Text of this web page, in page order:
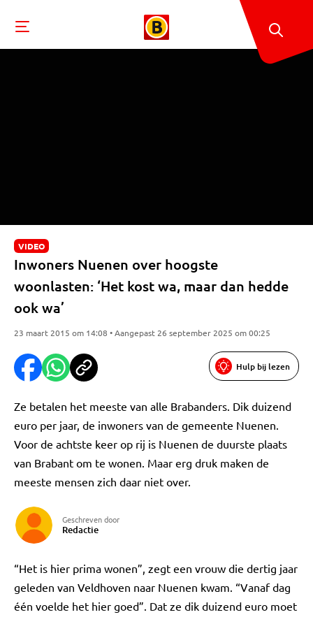
VIDEO
Inwoners Nuenen over hoogste
woonlasten: ‘Het kost wa, maar dan hedde
ook wa’
23 maart 2015 om 14:08 • Aangepast 26 september 2025 om 00:25
Hulp bij lezen
Ze betalen het meeste van alle Brabanders. Dik duizend
euro per jaar, de inwoners van de gemeente Nuenen.
Voor de achtste keer op rij is Nuenen de duurste plaats
van Brabant om te wonen. Maar erg druk maken de
meeste mensen zich daar niet over.
Geschreven door
Redactie
“Het is hier prima wonen”, zegt een vrouw die dertig jaar
geleden van Veldhoven naar Nuenen kwam. “Vanaf dag
één voelde het hier goed”. Dat ze dik duizend euro moet